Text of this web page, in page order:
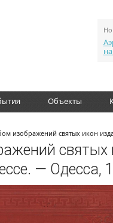
Объекты
изображений святых икон
— Одесса,